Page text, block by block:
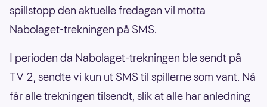
spillstopp den aktuelle fredagen vil motta
Nabolaget-trekningen på SMS.
I perioden da Nabolaget-trekningen ble sendt på
TV 2, sendte vi kun ut SMS til spillerne som vant. Nå
får alle trekningen tilsendt, slik at alle har anledning